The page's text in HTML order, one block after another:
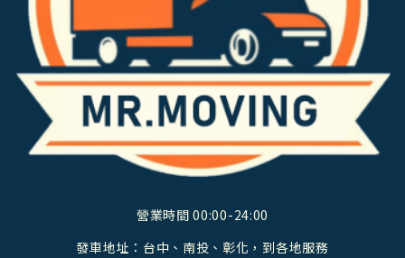
營業時間 00:00-24:00
發車地址：台中、南投、彰化，到各地服務